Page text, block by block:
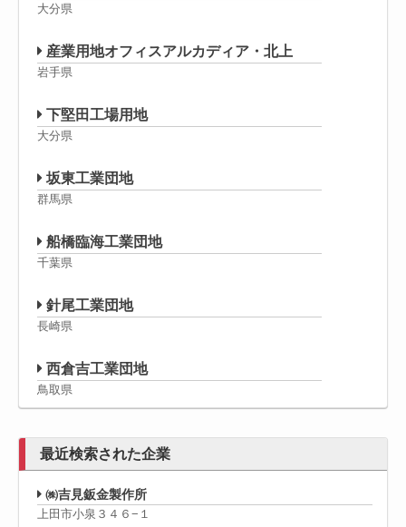
大分県
産業用地オフィスアルカディア・北上
岩手県
下堅田工場用地
大分県
坂東工業団地
群馬県
船橋臨海工業団地
千葉県
針尾工業団地
長崎県
西倉吉工業団地
鳥取県
最近検索された企業
㈱吉見鈑金製作所
上田市小泉３４６−１